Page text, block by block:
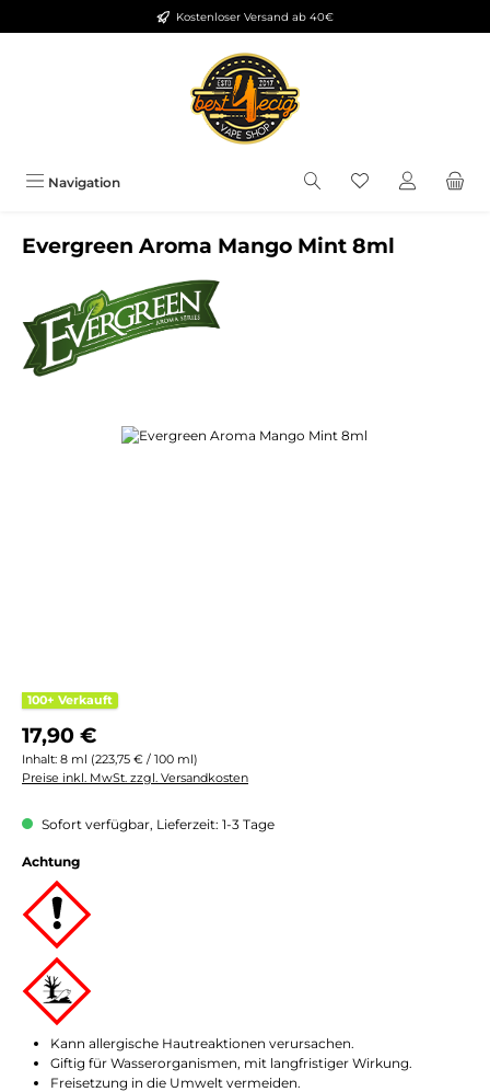
Zum Hauptinhalt springenKostenloser Versand ab 40€
Navigation Du hast 0
Evergreen Aroma Mango Mint 8ml
Bildergalerie überspringen
100+ Verkauft
Regulärer Preis:
17,90 €
Inhalt: 8 ml (223,75 € / 100 ml)
Preise inkl. MwSt. zzgl. Versandkosten
Sofort verfügbar, Lieferzeit: 1-3 Tage
Achtung
Kann allergische Hautreaktionen verursachen.
Giftig für Wasserorganismen, mit langfristiger Wirkung.
Freisetzung in die Umwelt vermeiden.